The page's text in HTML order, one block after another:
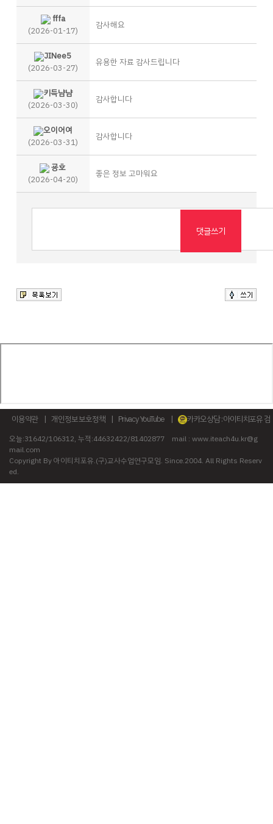
fffa
(2026-01-17)
감사해요
JINee5
(2026-03-27)
유용한 자료 감사드립니다
키득냠냠
(2026-03-30)
감사합니다
오이어여
(2026-03-31)
감사합니다
굥호
(2026-04-20)
좋은 정보 고마워요
이용약관 | 개인정보 보호정책 | Privacy YouTube |
카카오상담 : 아이티치포유 검
오늘:31642/106312, 누적:44632422/81402877 mail : www.iteach4u.kr@g
mail.com
Copyright By 아이티치포유.(구)교사수업연구모임. Since.2004. All Rights Reserv
ed.